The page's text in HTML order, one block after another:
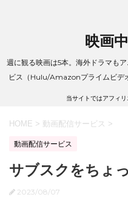
映画
週に観る映画は5本。海外ドラマも
ビス（Hulu/Amazonプライムビデ
当サイトではアフィ
HOME > 動画配信サービス >
動画配信サービス
サブスクをちょ
2023/08/07